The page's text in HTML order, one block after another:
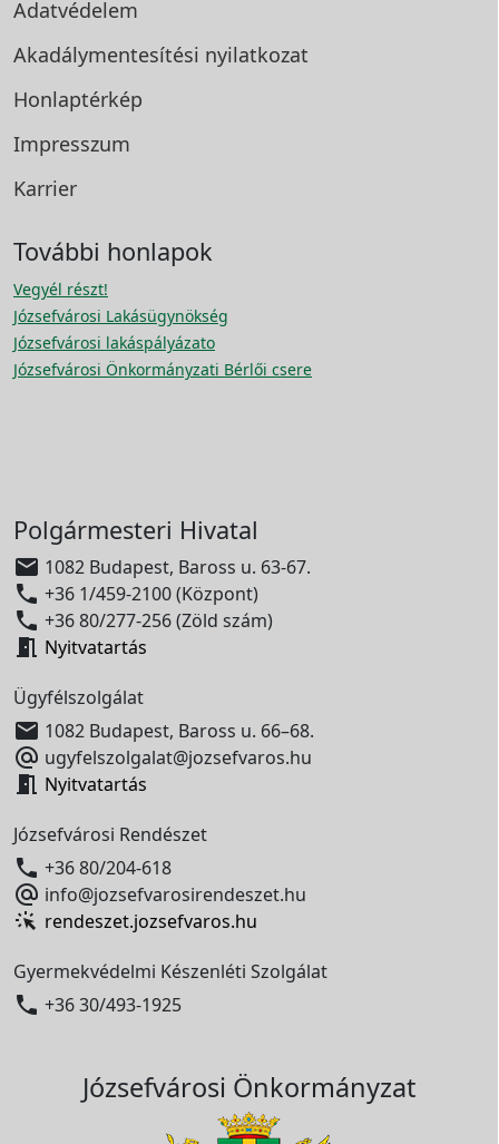
Adatvédelem
Akadálymentesítési nyilatkozat
Honlaptérkép
Impresszum
Karrier
További honlapok
Vegyél részt!
Józsefvárosi Lakásügynökség
Józsefvárosi lakáspályázato
Józsefvárosi Önkormányzati Bérlői csere
Polgármesteri Hivatal
 1082 Budapest, Baross u. 63-67.
 +36 1/459-2100 (Központ)
 +36 80/277-256 (Zöld szám)
 Nyitvatartás
Ügyfélszolgálat
 1082 Budapest, Baross u. 66–68.
 ugyfelszolgalat@jozsefvaros.hu
 Nyitvatartás
Józsefvárosi Rendészet
 +36 80/204-618
 info@jozsefvarosirendeszet.hu
rendeszet.jozsefvaros.hu
Gyermekvédelmi Készenléti Szolgálat
 +36 30/493-1925
Józsefvárosi Önkormányzat